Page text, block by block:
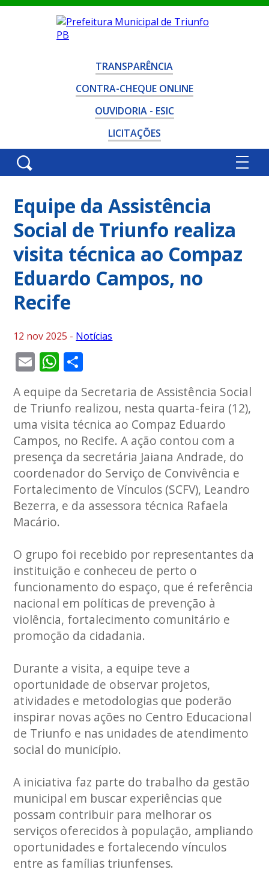
TRANSPARÊNCIA
CONTRA-CHEQUE ONLINE
OUVIDORIA - ESIC
LICITAÇÕES
Equipe da Assistência
Social de Triunfo realiza
visita técnica ao Compaz
Eduardo Campos, no
Recife
12 nov 2025 - Notícias
EmailWhatsApp
A equipe da Secretaria de Assistência Social
de Triunfo realizou, nesta quarta-feira (12),
uma visita técnica ao Compaz Eduardo
Campos, no Recife. A ação contou com a
presença da secretária Jaiana Andrade, do
coordenador do Serviço de Convivência e
Fortalecimento de Vínculos (SCFV), Leandro
Bezerra, e da assessora técnica Rafaela
Macário.
O grupo foi recebido por representantes da
instituição e conheceu de perto o
funcionamento do espaço, que é referência
nacional em políticas de prevenção à
violência, fortalecimento comunitário e
promoção da cidadania.
Durante a visita, a equipe teve a
oportunidade de observar projetos,
atividades e metodologias que poderão
inspirar novas ações no Centro Educacional
de Triunfo e nas unidades de atendimento
social do município.
A iniciativa faz parte do trabalho da gestão
municipal em buscar experiências que
possam contribuir para melhorar os
serviços oferecidos à população, ampliando
oportunidades e fortalecendo vínculos
entre as famílias triunfenses.